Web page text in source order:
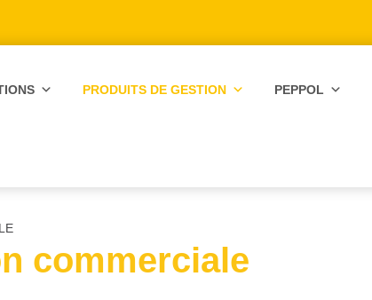
PRODUITS DE GESTION PEPPOL
commerciale